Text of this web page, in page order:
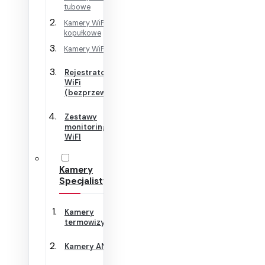
tubowe
Kamery WiFi
kopułkowe
Kamery WiFi Cube
Rejestratory
WiFi
(bezprzewodowe)
Zestawy
monitoringu
WiFI
Kamery
Specjalistyczne
Kamery
termowizyjne
Kamery ANPR